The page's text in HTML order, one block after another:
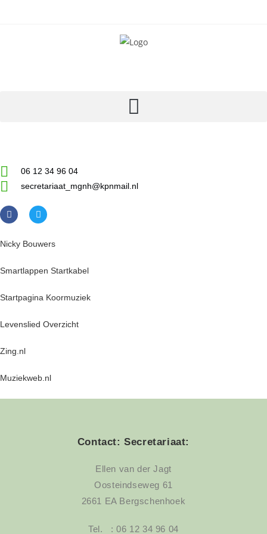
06 12 34 96 04
secretariaat_mgnh@kpnmail.nl
Nicky Bouwers
Smartlappen Startkabel
Startpagina Koormuziek
Levenslied Overzicht
Zing.nl
Muziekweb.nl
Contact: Secretariaat:
Ellen van der Jagt
Oosteindseweg 61
2661 EA Bergschenhoek
Tel. : 06 12 34 96 04